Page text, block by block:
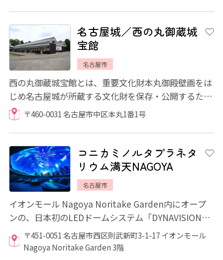
名古屋城／西の丸御蔵城
宝館
名古屋市
西の丸御蔵城宝館とは、重要文化財本丸御殿壁画をは
じめ名古屋城が所蔵する文化財を保存・公開するた
め、新たに設けられた施設です。 江戸時代、...
〒460-0031 名古屋市中区本丸1番1号
コニカミノルタプラネタ
リウム満天NAGOYA
名古屋市
イオンモール Nagoya Noritake Garden内にオープ
ンの、日本初のLEDドームシステム「DYNAVISION®-
LED」を導入したプラネタリウムドームシアター...
〒451-0051 名古屋市西区則武新町3-1-17 イオンモール
Nagoya Noritake Garden 3階